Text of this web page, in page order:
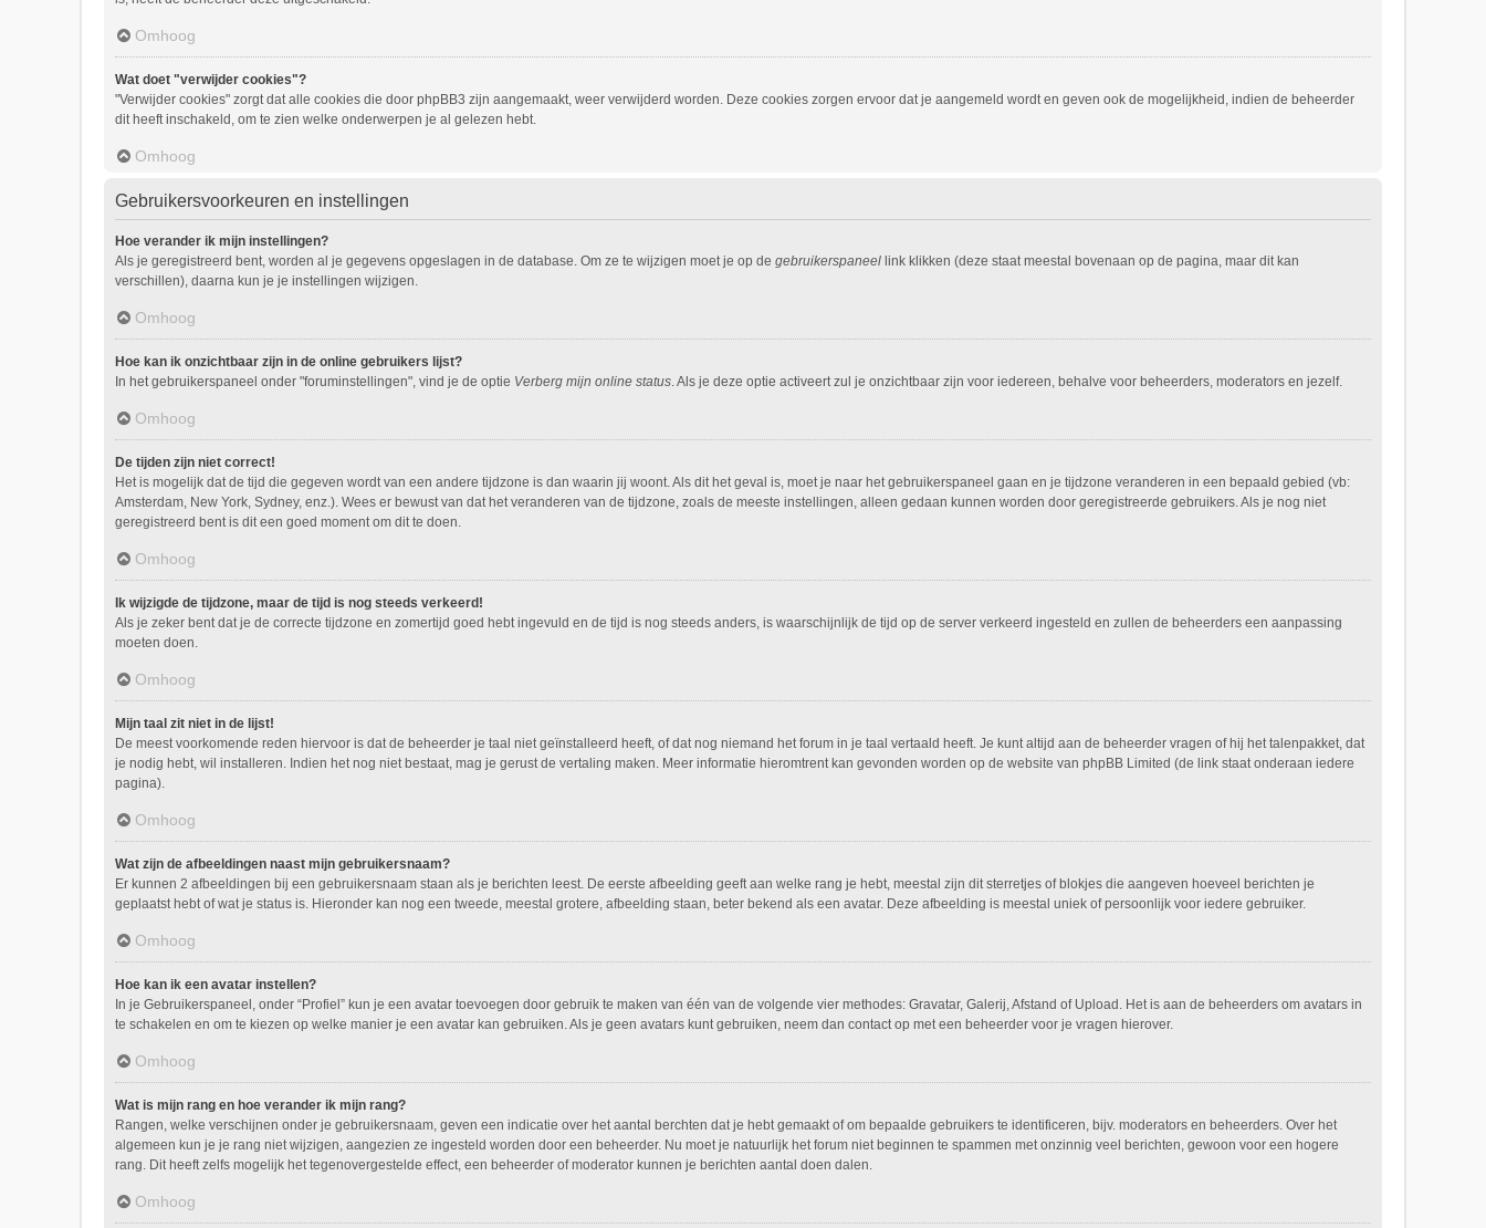
Omhoog
Wat doet "verwijder cookies"?
"Verwijder cookies" zorgt dat alle cookies die door phpBB3 zijn aangemaakt, weer verwijderd worden. Deze cookies zorgen ervoor dat je aangemeld wordt en geven ook de mogelijkheid, indien de beheerder
dit heeft inschakeld, om te zien welke onderwerpen je al gelezen hebt.
Omhoog
Gebruikersvoorkeuren en instellingen
Hoe verander ik mijn instellingen?
Als je geregistreerd bent, worden al je gegevens opgeslagen in de database. Om ze te wijzigen moet je op de gebruikerspaneel link klikken (deze staat meestal bovenaan op de pagina, maar dit kan
verschillen), daarna kun je je instellingen wijzigen.
Omhoog
Hoe kan ik onzichtbaar zijn in de online gebruikers lijst?
In het gebruikerspaneel onder "foruminstellingen", vind je de optie Verberg mijn online status. Als je deze optie activeert zul je onzichtbaar zijn voor iedereen, behalve voor beheerders, moderators en jezelf.
Omhoog
De tijden zijn niet correct!
Het is mogelijk dat de tijd die gegeven wordt van een andere tijdzone is dan waarin jij woont. Als dit het geval is, moet je naar het gebruikerspaneel gaan en je tijdzone veranderen in een bepaald gebied (vb:
Amsterdam, New York, Sydney, enz.). Wees er bewust van dat het veranderen van de tijdzone, zoals de meeste instellingen, alleen gedaan kunnen worden door geregistreerde gebruikers. Als je nog niet
geregistreerd bent is dit een goed moment om dit te doen.
Omhoog
Ik wijzigde de tijdzone, maar de tijd is nog steeds verkeerd!
Als je zeker bent dat je de correcte tijdzone en zomertijd goed hebt ingevuld en de tijd is nog steeds anders, is waarschijnlijk de tijd op de server verkeerd ingesteld en zullen de beheerders een aanpassing
moeten doen.
Omhoog
Mijn taal zit niet in de lijst!
De meest voorkomende reden hiervoor is dat de beheerder je taal niet geïnstalleerd heeft, of dat nog niemand het forum in je taal vertaald heeft. Je kunt altijd aan de beheerder vragen of hij het talenpakket, dat
je nodig hebt, wil installeren. Indien het nog niet bestaat, mag je gerust de vertaling maken. Meer informatie hieromtrent kan gevonden worden op de website van phpBB Limited (de link staat onderaan iedere
pagina).
Omhoog
Wat zijn de afbeeldingen naast mijn gebruikersnaam?
Er kunnen 2 afbeeldingen bij een gebruikersnaam staan als je berichten leest. De eerste afbeelding geeft aan welke rang je hebt, meestal zijn dit sterretjes of blokjes die aangeven hoeveel berichten je
geplaatst hebt of wat je status is. Hieronder kan nog een tweede, meestal grotere, afbeelding staan, beter bekend als een avatar. Deze afbeelding is meestal uniek of persoonlijk voor iedere gebruiker.
Omhoog
Hoe kan ik een avatar instellen?
In je Gebruikerspaneel, onder “Profiel” kun je een avatar toevoegen door gebruik te maken van één van de volgende vier methodes: Gravatar, Galerij, Afstand of Upload. Het is aan de beheerders om avatars in
te schakelen en om te kiezen op welke manier je een avatar kan gebruiken. Als je geen avatars kunt gebruiken, neem dan contact op met een beheerder voor je vragen hierover.
Omhoog
Wat is mijn rang en hoe verander ik mijn rang?
Rangen, welke verschijnen onder je gebruikersnaam, geven een indicatie over het aantal berchten dat je hebt gemaakt of om bepaalde gebruikers te identificeren, bijv. moderators en beheerders. Over het
algemeen kun je je rang niet wijzigen, aangezien ze ingesteld worden door een beheerder. Nu moet je natuurlijk het forum niet beginnen te spammen met onzinnig veel berichten, gewoon voor een hogere
rang. Dit heeft zelfs mogelijk het tegenovergestelde effect, een beheerder of moderator kunnen je berichten aantal doen dalen.
Omhoog